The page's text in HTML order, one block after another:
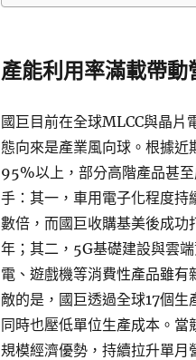
產能利用率滿載帶動
國巨目前在全球MLCC與晶片
態向來是產業風向球。根據
95%以上，部分高階產品甚
手：其一，車用電子化程度
數倍，而國巨收購基美後成
年；其二，5G基礎建設與雲
電、遊戲機等消費性產品雖
敵的是，國巨透過全球17個生
同時也壓低單位生產成本。
規模經濟優勢，持續拉升單